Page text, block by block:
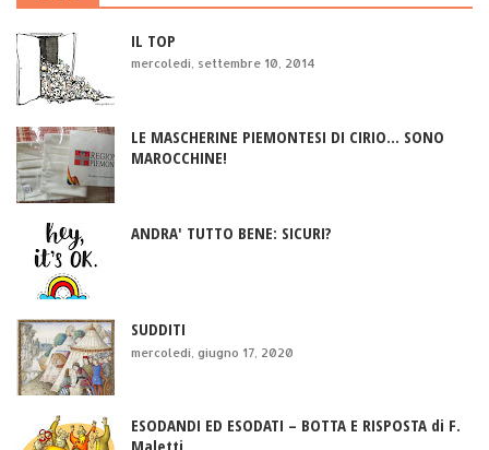
IL TOP
mercoledì, settembre 10, 2014
LE MASCHERINE PIEMONTESI DI CIRIO... SONO
MAROCCHINE!
ANDRA' TUTTO BENE: SICURI?
SUDDITI
mercoledì, giugno 17, 2020
ESODANDI ED ESODATI – BOTTA E RISPOSTA di F.